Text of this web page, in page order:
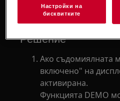
Съдомиялни машини
Решение
Ако съдомиялната
включено" на
активирана.
Функцията DEMO
Настройки на
бисквитките